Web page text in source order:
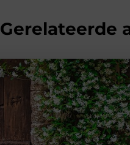
Gerelateerde